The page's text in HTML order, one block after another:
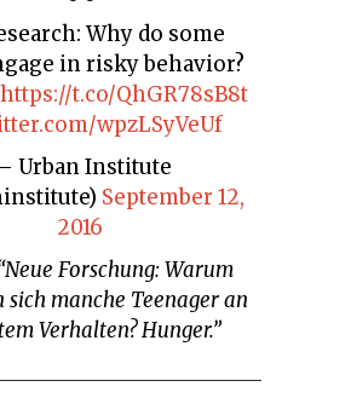
in risky behavior?
https://t.co/QhGR78sB8t
wpzLSyVeUf
September 12,
2016
sich manche Teenager an
Verhalten? Hunger.”